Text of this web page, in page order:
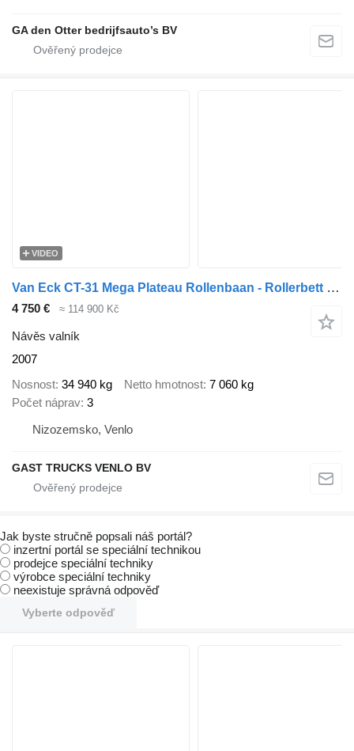
GA den Otter bedrijfsauto’s BV
VIDEO
Van Eck CT-31 Mega Plateau Rollenbaan - Rollerbett - Luchtvracht
4 750 € ≈ 114 900 Kč
Návěs valník
2007
Nosnost 34 940 kg Netto hmotnost 7 060 kg
Počet náprav 3
Nizozemsko, Venlo
GAST TRUCKS VENLO BV
Jak byste stručně popsali náš portál?
inzertní portál se speciální technikou
prodejce speciální techniky
výrobce speciální techniky
neexistuje správná odpověď
Vyberte odpověď